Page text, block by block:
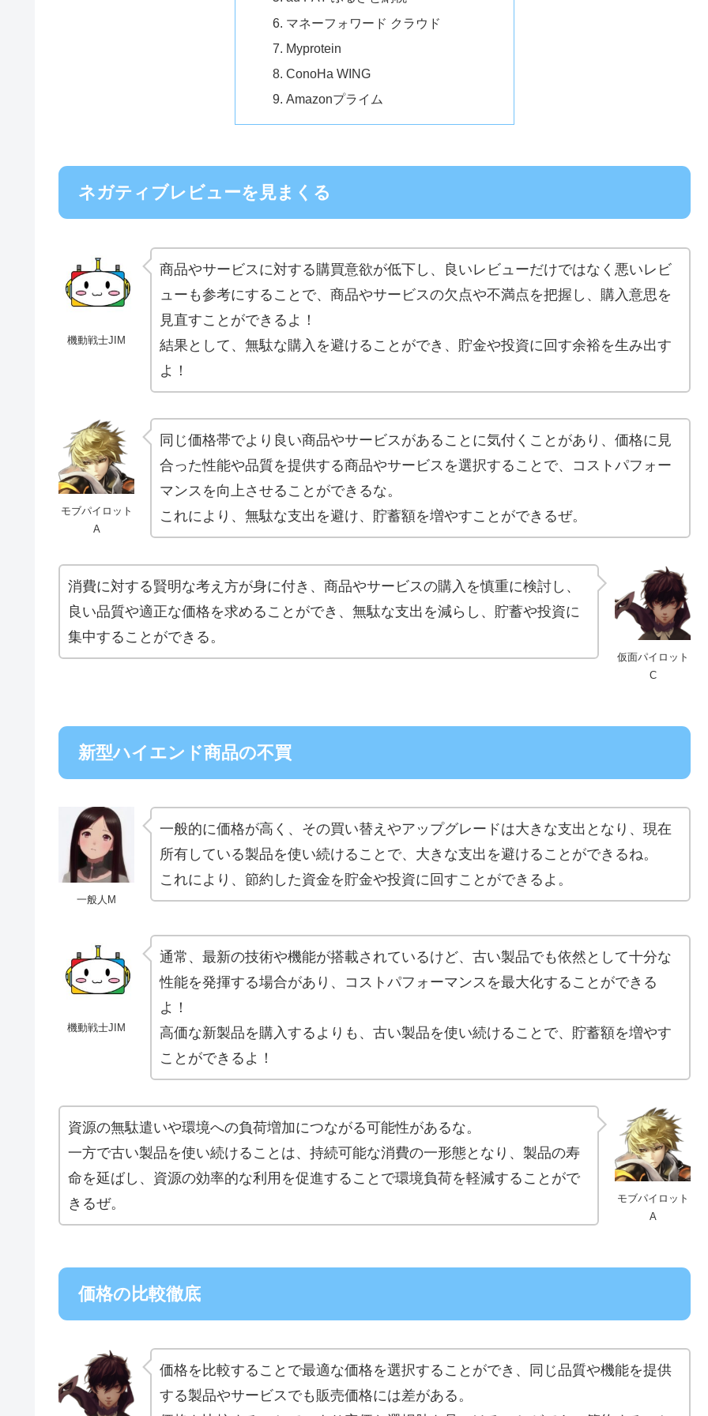
マネーフォワード クラウド
Myprotein
ConoHa WING
Amazonプライム
ネガティブレビューを見まくる
機動戦士JIM
商品やサービスに対する購買意欲が低下し、良いレビューだけではなく悪いレビ
ューも参考にすることで、商品やサービスの欠点や不満点を把握し、購入意思を
見直すことができるよ！
結果として、無駄な購入を避けることができ、貯金や投資に回す余裕を生み出す
よ！
モブパイロット
A
同じ価格帯でより良い商品やサービスがあることに気付くことがあり、価格に見
合った性能や品質を提供する商品やサービスを選択することで、コストパフォー
マンスを向上させることができるな。
これにより、無駄な支出を避け、貯蓄額を増やすことができるぜ。
仮面パイロット
C
消費に対する賢明な考え方が身に付き、商品やサービスの購入を慎重に検討し、
良い品質や適正な価格を求めることができ、無駄な支出を減らし、貯蓄や投資に
集中することができる。
新型ハイエンド商品の不買
一般人M
一般的に価格が高く、その買い替えやアップグレードは大きな支出となり、現在
所有している製品を使い続けることで、大きな支出を避けることができるね。
これにより、節約した資金を貯金や投資に回すことができるよ。
機動戦士JIM
通常、最新の技術や機能が搭載されているけど、古い製品でも依然として十分な
性能を発揮する場合があり、コストパフォーマンスを最大化することができる
よ！
高価な新製品を購入するよりも、古い製品を使い続けることで、貯蓄額を増やす
ことができるよ！
モブパイロット
A
資源の無駄遣いや環境への負荷増加につながる可能性があるな。
一方で古い製品を使い続けることは、持続可能な消費の一形態となり、製品の寿
命を延ばし、資源の効率的な利用を促進することで環境負荷を軽減することがで
きるぜ。
価格の比較徹底
価格を比較することで最適な価格を選択することができ、同じ品質や機能を提供
する製品やサービスでも販売価格には差がある。